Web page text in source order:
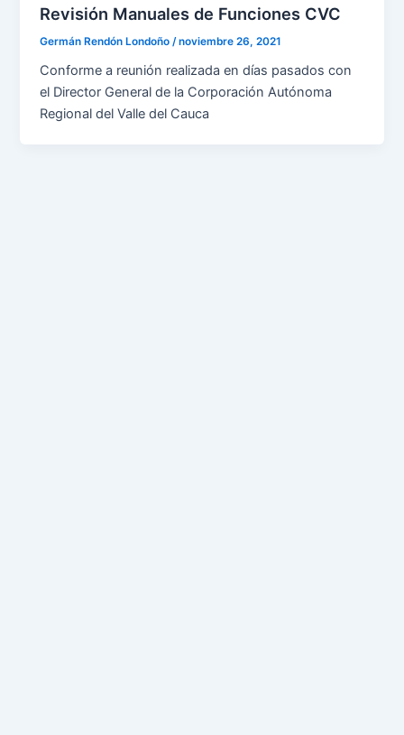
Revisión Manuales de Funciones CVC
Germán Rendón Londoño /noviembre 26, 2021
Conforme a reunión realizada en días pasados con
el Director General de la Corporación Autónoma
Regional del Valle del Cauca